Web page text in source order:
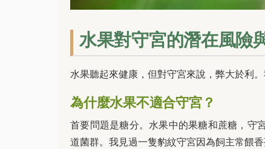
水果對守宮的潛在風險
水果聽起來健康，但對守宮來說，弊大於利
為什麼水果不適合守宮？
首要問題是糖分。水果中的果糖和蔗糖，守
道菌群。我見過一隻豹紋守宮因為飼主常餵